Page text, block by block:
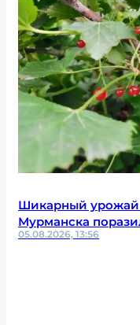
Шикарный урожай
Мурманска
05.08.2026, 13:56